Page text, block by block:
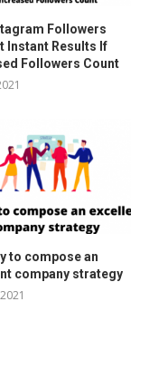
Followers
Instant Results If
Followers Count
to compose an
company strategy